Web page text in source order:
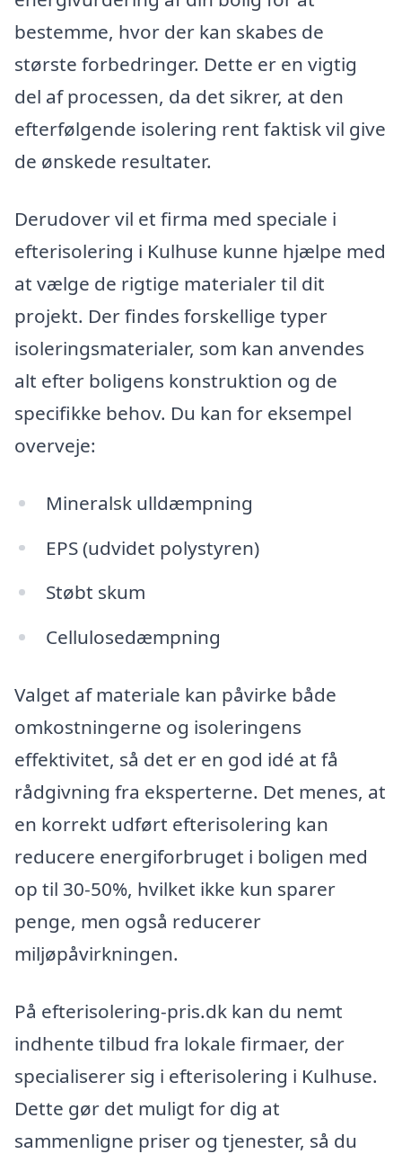
bestemme, hvor der kan skabes de
største forbedringer. Dette er en vigtig
del af processen, da det sikrer, at den
efterfølgende isolering rent faktisk vil give
de ønskede resultater.
Derudover vil et firma med speciale i
efterisolering i Kulhuse kunne hjælpe med
at vælge de rigtige materialer til dit
projekt. Der findes forskellige typer
isoleringsmaterialer, som kan anvendes
alt efter boligens konstruktion og de
specifikke behov. Du kan for eksempel
overveje:
Mineralsk ulldæmpning
EPS (udvidet polystyren)
Støbt skum
Cellulosedæmpning
Valget af materiale kan påvirke både
omkostningerne og isoleringens
effektivitet, så det er en god idé at få
rådgivning fra eksperterne. Det menes, at
en korrekt udført efterisolering kan
reducere energiforbruget i boligen med
op til 30-50%, hvilket ikke kun sparer
penge, men også reducerer
miljøpåvirkningen.
På efterisolering-pris.dk kan du nemt
indhente tilbud fra lokale firmaer, der
specialiserer sig i efterisolering i Kulhuse.
Dette gør det muligt for dig at
sammenligne priser og tjenester, så du